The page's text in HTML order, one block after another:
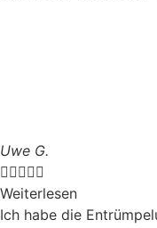
Uwe G.

Weiterlesen
Ich habe die